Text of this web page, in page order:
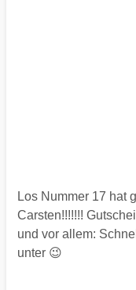
Los Nummer 17 hat
Carsten!!!!!!!
und vor allem:
unter 😉